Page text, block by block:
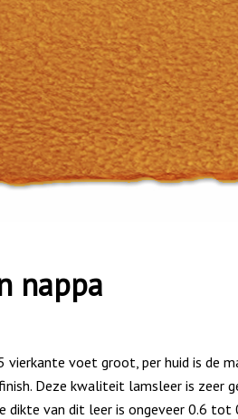
nappa
vierkante voet groot, per huid is de
Deze kwaliteit lamsleer is zeer
dikte van dit leer is ongeveer 0.6 tot